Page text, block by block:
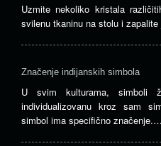
Uzmite nekoliko kristala
svilenu tkaninu na stolu i
Značenje indijanskih simbola
U svim kulturama, simboli
individualizovanu kroz sam
simbol ima specifično značenje.…